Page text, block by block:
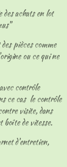
achats en lot
pièces comme
ou ce qui ne
contrôle
ce cas le contrôle
visite, dans
de vitesse.
d'entretien,